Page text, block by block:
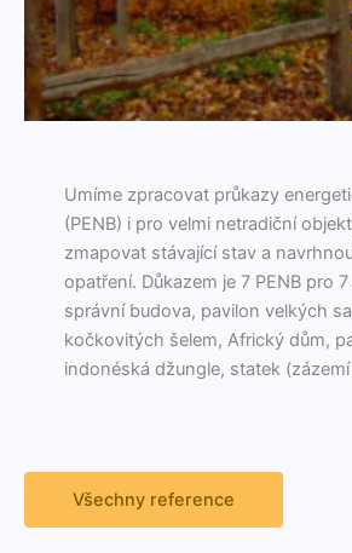
Umíme zpra­co­v­at průkazy
(PENB) i pro vel­mi netradiční
zmapo­vat stá­va­jící stav a
opatření. Důkazem je 7 PENB pro
správní budo­va, pavilon velkých
kočkovitých šelem, Africký dům,
indonéská džun­gle, statek (zázemí
Všech­ny reference